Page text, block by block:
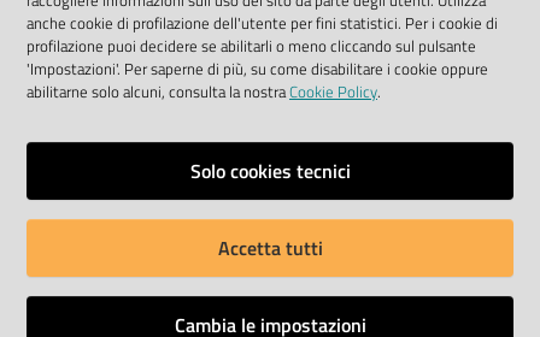
SEGUICI SU
Facebook Biblioteche
Instagram
TwitterYouTube
Scarica le app
Dichiarazione di accessibilità
anche cookie di profilazione dell'utente per fini statistici. Per i cookie di
profilazione puoi decidere se abilitarli o meno cliccando sul pulsante
'Impostazioni'. Per saperne di più, su come disabilitare i cookie oppure
abilitarne solo alcuni, consulta la nostraCookie Policy.
Solo cookies tecnici
Accetta tutti
Cambia le impostazioni